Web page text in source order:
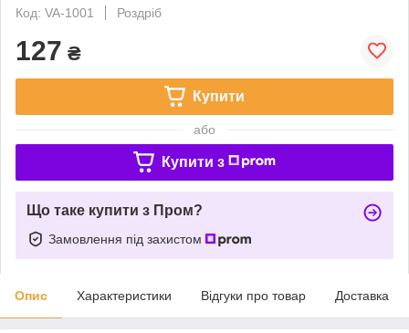
Код: VA-1001
Роздріб
127 ₴
Купити
або
Купити з
Що таке купити з Пром?
Замовлення під захистом
Опис Характеристики Відгуки про товар Доставка